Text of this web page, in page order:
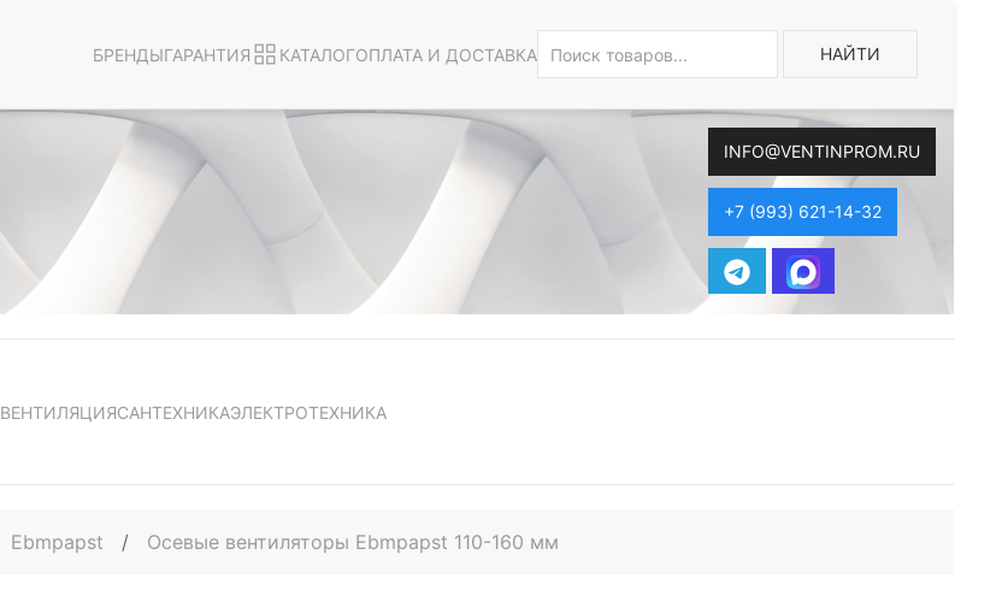
БРЕНДЫГАРАНТИЯ КАТАЛОГОПЛАТА И ДОСТАВКА НАЙТИ
INFO@VENTINPROM.RU
+7 (993) 621-14-32
ВЕНТИЛЯЦИЯСАНТЕХНИКАЭЛЕКТРОТЕХНИКА
Ebmpapst / Осевые вентиляторы Ebmpapst 110-160 мм